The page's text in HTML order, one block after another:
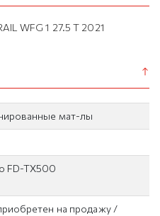
WFG 1 27.5 T 2021
мат-лы
FD-TX500
на продажу /